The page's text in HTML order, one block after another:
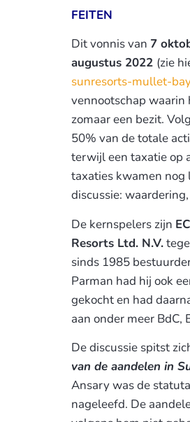
FEITEN
Dit vonnis van 7
augustus 2022 (zie
sunresorts-mullet-
vennootschap waarin
zomaar een bezit.
50% van de totale
terwijl een taxatie op
taxaties kwamen nog
discussie:
De kernspelers zijn
Resorts Ltd. N.V.
sinds 1985
Parman had hij ook
gekocht en had
aan onder meer BdC,
De discussie spitst
van de aandelen in
Ansary was de
nageleefd. De